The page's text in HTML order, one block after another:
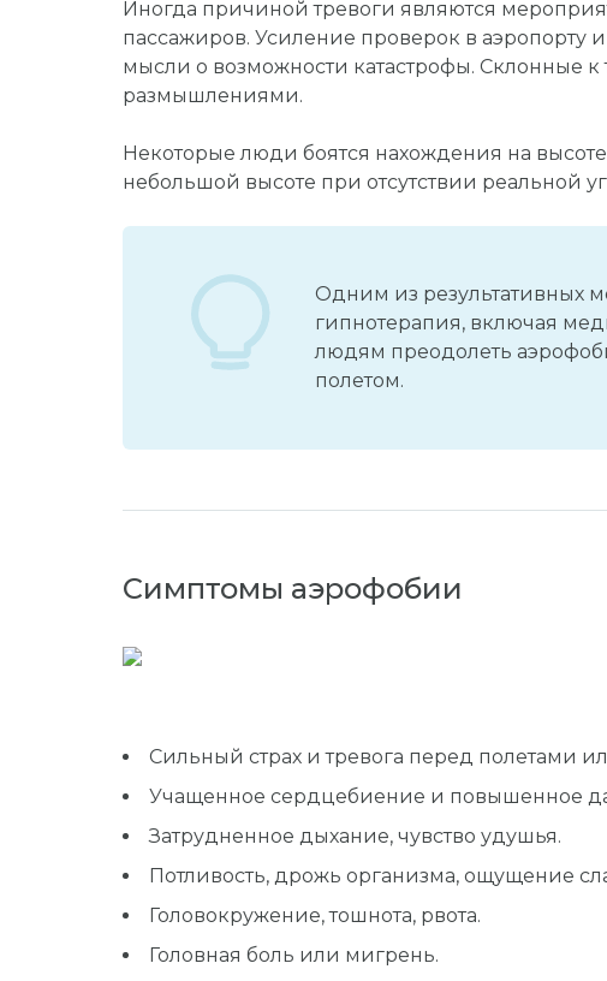
Иногда причиной тревоги являются
пассажиров. Усиление проверок в аэропорту
мысли о возможности катастрофы. Склонные
размышлениями.
Некоторые люди боятся нахождения на
небольшой высоте при отсутствии реальной
Одним из результативных
гипнотерапия, включая
людям преодолеть
полетом.
Симптомы аэрофобии
Сильный страх и тревога перед полетами
Учащенное сердцебиение и повышенное
Затрудненное дыхание, чувство удушья.
Потливость, дрожь организма, ощущение
Головокружение, тошнота, рвота.
Головная боль или мигрень.